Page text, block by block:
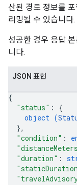
산된 경로 정보를
리밍될 수 있습니다.
성공한 경우 응답
니다.
JSON 표현
{
"status" : {
object (
},
"condition" :
"duration" :